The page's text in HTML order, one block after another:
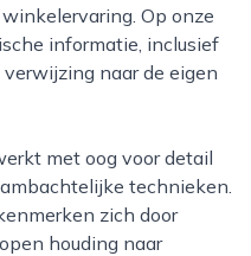
Op onze
informatie, inclusief
naar de eigen
technieken.
zich door
houding naar